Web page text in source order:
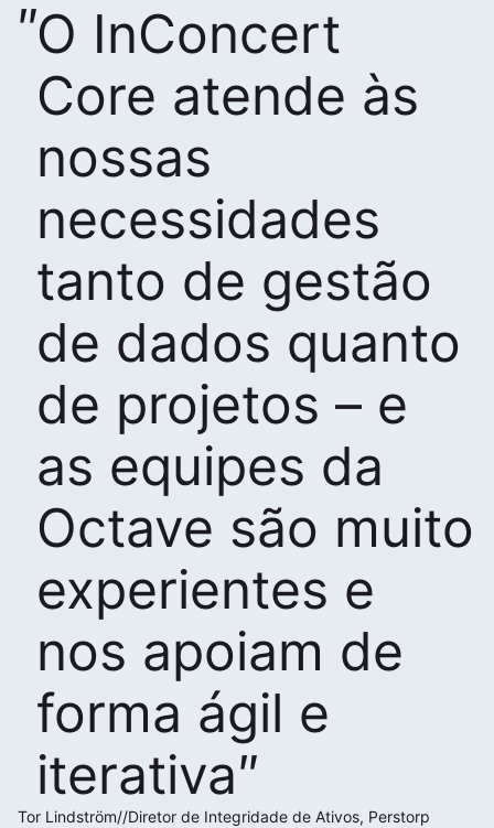
O InConcert
Core atende às
nossas
necessidades
tanto de gestão
de dados quanto
de projetos – e
as equipes da
Octave são muito
experientes e
nos apoiam de
forma ágil e
iterativa
Tor Lindström//Diretor de Integridade de Ativos, Perstorp